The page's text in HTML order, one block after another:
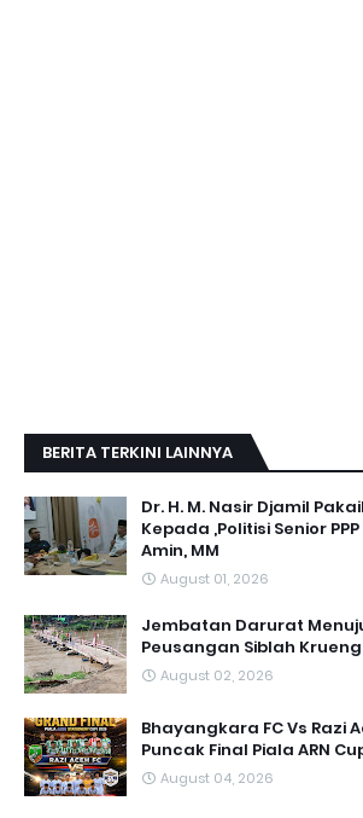
BERITA TERKINI LAINNYA
Dr. H. M. Nasir Djamil
Kepada ,Politisi Senior
Amin, MM
August 01, 2026
Jembatan Darurat
Peusangan Siblah Krueng
August 02, 2026
Bhayangkara FC Vs Razi
Puncak Final Piala ARN
August 04, 2026